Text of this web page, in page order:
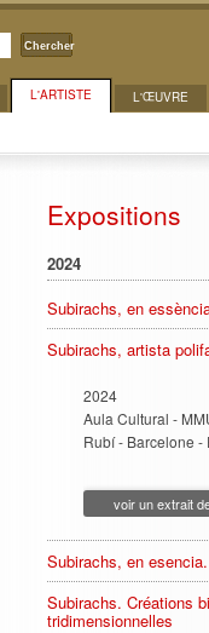
Chercher
L'ŒUVRE
L'ARTISTE
Expositions
2024
Subirachs, en
Subirachs, artista
2024
Aula Cultural -
Rubí - Barcelone -
voir un extrait
Subirachs, en
Subirachs. Créations
tridimensionnelles